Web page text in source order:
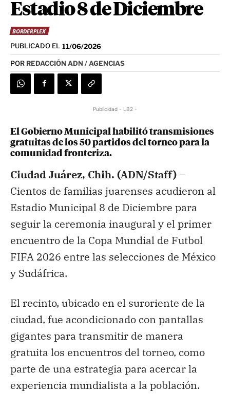
Estadio 8 de Diciembre
BORDERPLEX
PUBLICADO EL 11/06/2026
POR REDACCIÓN ADN / AGENCIAS
Publicidad - LB2 -
El Gobierno Municipal habilitó transmisiones
gratuitas de los 50 partidos del torneo para la
comunidad fronteriza.
Ciudad Juárez, Chih. (ADN/Staff) –
Cientos de familias juarenses acudieron al
Estadio Municipal 8 de Diciembre para
seguir la ceremonia inaugural y el primer
encuentro de la Copa Mundial de Futbol
FIFA 2026 entre las selecciones de México
y Sudáfrica.
El recinto, ubicado en el suroriente de la
ciudad, fue acondicionado con pantallas
gigantes para transmitir de manera
gratuita los encuentros del torneo, como
parte de una estrategia para acercar la
experiencia mundialista a la población.